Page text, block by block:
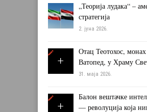
„Теорија лудака“ –
стратегија
2. јуна 2026.
Отац Теотохос,
Ватопед, у Храму
31. маја 2026.
Балон вештачке
— револуција која